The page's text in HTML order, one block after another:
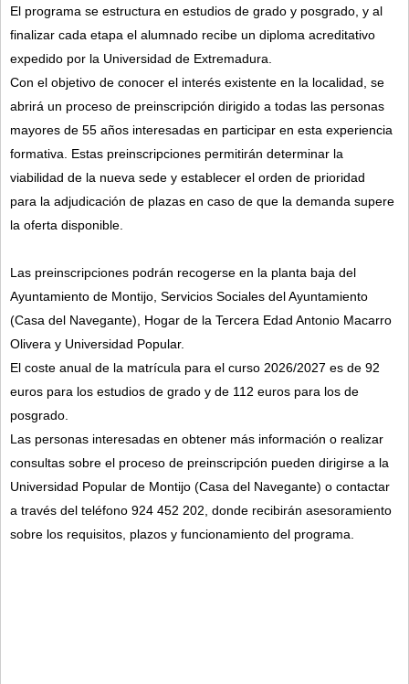
El programa se estructura en estudios de grado y posgrado, y al
finalizar cada etapa el alumnado recibe un diploma acreditativo
expedido por la Universidad de Extremadura.
Con el objetivo de conocer el interés existente en la localidad, se
abrirá un proceso de preinscripción dirigido a todas las personas
mayores de 55 años interesadas en participar en esta experiencia
formativa. Estas preinscripciones permitirán determinar la
viabilidad de la nueva sede y establecer el orden de prioridad
para la adjudicación de plazas en caso de que la demanda supere
la oferta disponible.
Las preinscripciones podrán recogerse en la planta baja del
Ayuntamiento de Montijo, Servicios Sociales del Ayuntamiento
(Casa del Navegante), Hogar de la Tercera Edad Antonio Macarro
Olivera y Universidad Popular.
El coste anual de la matrícula para el curso 2026/2027 es de 92
euros para los estudios de grado y de 112 euros para los de
posgrado.
Las personas interesadas en obtener más información o realizar
consultas sobre el proceso de preinscripción pueden dirigirse a la
Universidad Popular de Montijo (Casa del Navegante) o contactar
a través del teléfono 924 452 202, donde recibirán asesoramiento
sobre los requisitos, plazos y funcionamiento del programa.